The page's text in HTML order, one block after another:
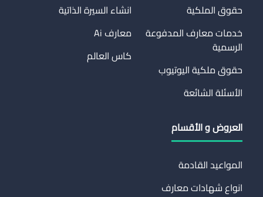
حقوق الملكية
خدمات معارف المدفوعة
الرسمية
حقوق ملكية اليوتيوب
الأسئلة الشائعة
انشاء السيرة الذاتية
معارف Ai
كاس العالم
العروض و الأقسام
المواعيد القادمة
انواع شهادات معارف